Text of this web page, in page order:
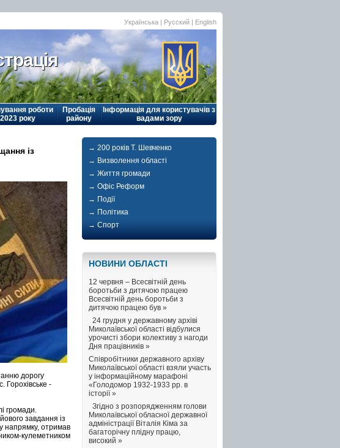
Українська | Русский | English
роботи
2023 року
Пробація
району
Інформація для користувачів з
вадами зору
із
дорогу
Горохівське -
громади.
завдання із
напрямку, отримав
кулеметником
→ 200 років Т. Шевченко
→ Визволення області
→ Життя громади
→ Офіс Реформ
→ Події
→ Політика
→ Спорт
НОВИНИ ОБЛАСТI
12 червня – Всесвітній день
боротьби з дитячою працею
Всесвітній день боротьби з
дитячою працею був »
24 грудня у державному архіві
Миколаївської області відбулися
урочисті збори колективу з нагоди
Дня працівників »
Співробітники державного архіву
Миколаївської області взяли участь
у інформаційному марафоні
«Голодомор 1932-1933 рр. в
історії »
Згідно з розпорядженням голови
Миколаївської обласної державної
адміністрації Віталія Кіма за
багаторічну плідну працю,
високий »